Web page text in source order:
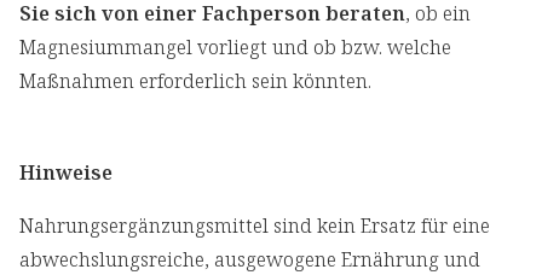
Sie sich von einer Fachperson beraten, ob ein
Magnesiummangel vorliegt und ob bzw. welche
Maßnahmen erforderlich sein könnten.
Hinweise
Nahrungsergänzungsmittel sind kein Ersatz für eine
abwechslungsreiche, ausgewogene Ernährung und